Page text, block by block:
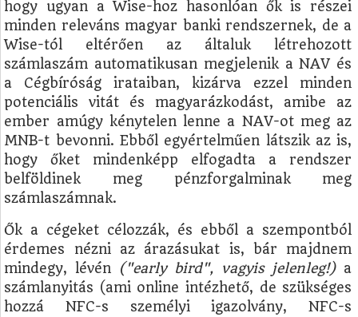
hogy ugyan a Wise-hoz hasonlóan ők is részei
minden releváns magyar banki rendszernek, de a
Wise-tól eltérően az általuk létrehozott
számlaszám automatikusan megjelenik a NAV és
a Cégbíróság irataiban, kizárva ezzel minden
potenciális vitát és magyarázkodást, amibe az
ember amúgy kénytelen lenne a NAV-ot meg az
MNB-t bevonni. Ebből egyértelműen látszik az is,
hogy őket mindenképp elfogadta a rendszer
belföldinek meg pénzforgalminak meg
számlaszámnak.
Ők a cégeket célozzák, és ebből a szempontból
érdemes nézni az árazásukat is, bár majdnem
mindegy, lévén ("early bird", vagyis jelenleg!)a
számlanyitás (ami online intézhető, de szükséges
hozzá NFC-s személyi igazolvány, NFC-s